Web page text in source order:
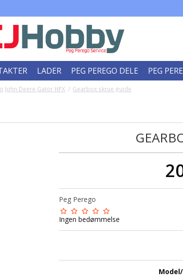
LADER PEG PEREGO DELE PEG
John Deere Gator HPX / Gearbox skrue guide
Peg Perego
Ingen bedømmelse